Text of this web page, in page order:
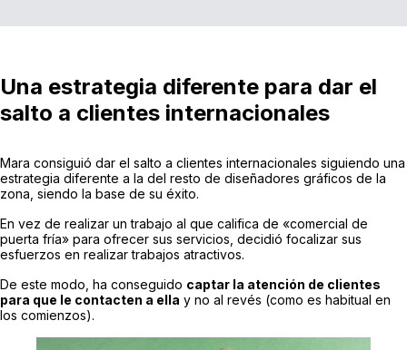
Una estrategia diferente para dar el
salto a clientes internacionales
Mara consiguió dar el salto a clientes internacionales siguiendo una
estrategia diferente a la del resto de diseñadores gráficos de la
zona, siendo la base de su éxito.
En vez de realizar un trabajo al que califica de «comercial de
puerta fría» para ofrecer sus servicios, decidió focalizar sus
esfuerzos en realizar trabajos atractivos.
De este modo, ha conseguido captar la atención de clientes
para que le contacten a ella y no al revés (como es habitual en
los comienzos).